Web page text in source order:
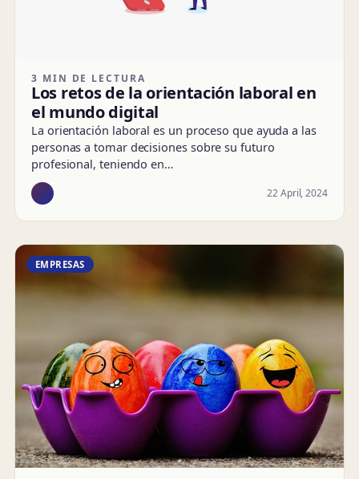
3 MIN DE LECTURA
Los retos de la orientación laboral en
el mundo digital
La orientación laboral es un proceso que ayuda a las
personas a tomar decisiones sobre su futuro
profesional, teniendo en…
22 April, 2024
EMPRESAS